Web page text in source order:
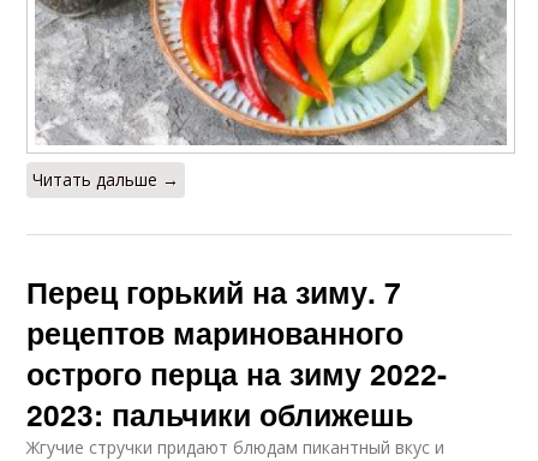
Читать дальше →
Перец горький на зиму. 7
рецептов маринованного
острого перца на зиму 2022-
2023: пальчики оближешь
Жгучие стручки придают блюдам пикантный вкус и